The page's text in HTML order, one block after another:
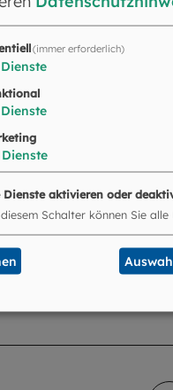
Herz Jesu,
für
St. Peter,
(immer erforderlich)
Dienste
Dienste
Dienste
Dienste aktivieren oder
Schalter können Sie